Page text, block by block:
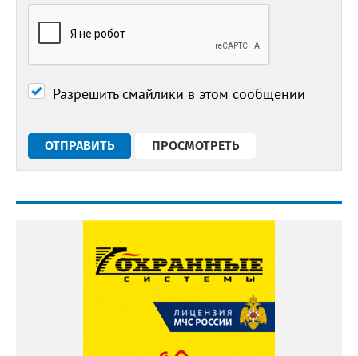
Разрешить смайлики в этом сообщении